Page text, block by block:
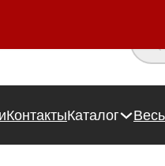
КонтактыКаталог